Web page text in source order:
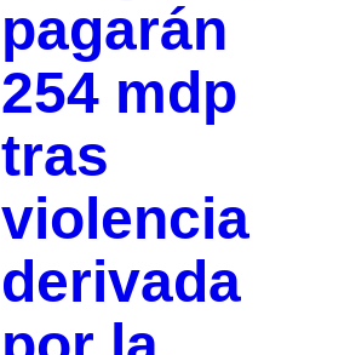
pagarán
254 mdp
tras
violencia
derivada